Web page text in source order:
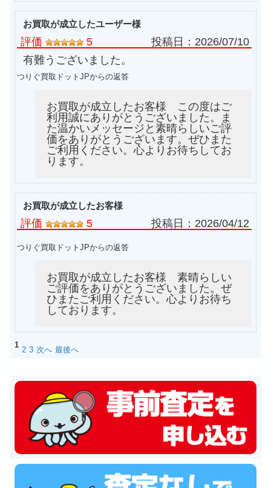
お買取が成立したユーザー様
評価 5 投稿日： 2026/07/10
有難うございました。
つりぐ買取ドットJPからの返答
お買取が成立したお客様 この度はご
利用誠にありがとうございました。ま
た温かいメッセージと素晴らしいご評
価をありがとうございます。ぜひまた
ご利用ください。心よりお待ちしてお
ります。
お買取が成立したお客様
評価 5 投稿日： 2026/04/12
つりぐ買取ドットJPからの返答
お買取が成立したお客様 素晴らしい
ご評価をありがとうございました。ぜ
ひまたご利用ください。心よりお待ち
しております。
1
2 3 次へ 最後へ